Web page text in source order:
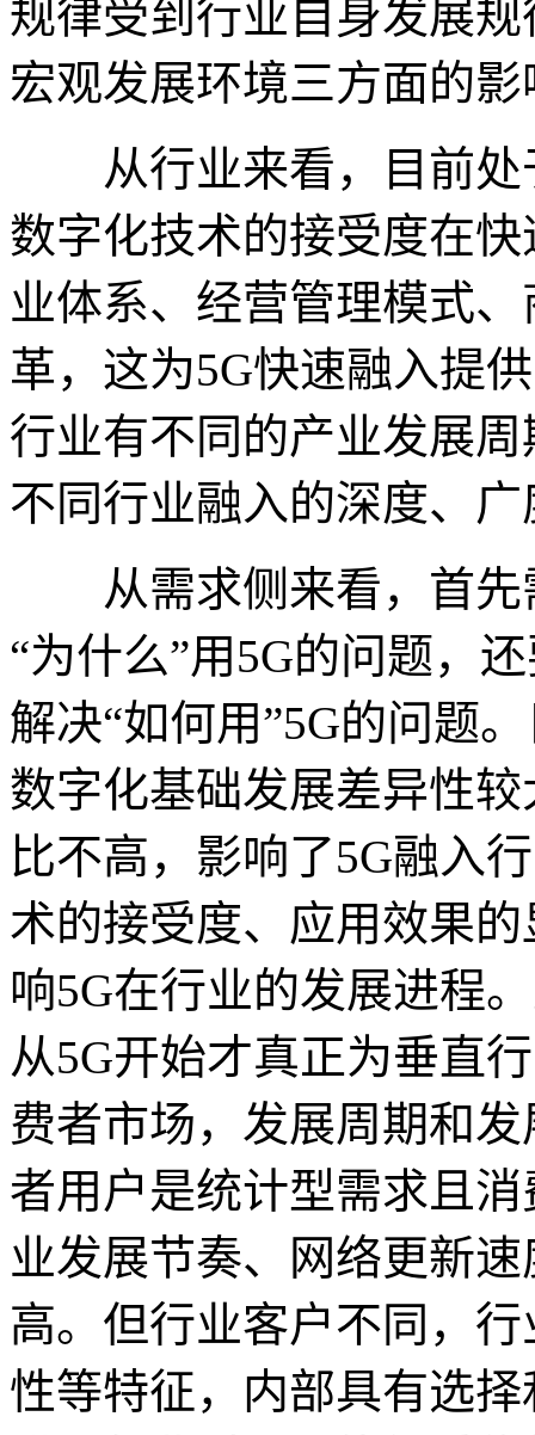
规律受到行业自身发展
宏观发展环境三方面的影
从行业来看，目前处
数字化技术的接受度在
业体系、经营管理模式
革，这为5G快速融入提
行业有不同的产业发展
不同行业融入的深度、
从需求侧来看，首先
“为什么”用5G的问题，
解决“如何用”5G的问题
数字化基础发展差异性
比不高，影响了5G融入
术的接受度、应用效果
响5G在行业的发展进程
从5G开始才真正为垂直
费者市场，发展周期和
者用户是统计型需求且
业发展节奏、网络更新
高。但行业客户不同，
性等特征，内部具有选